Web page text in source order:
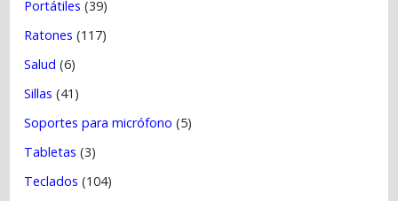
Portátiles (39)
Ratones (117)
Salud (6)
Sillas (41)
Soportes para micrófono (5)
Tabletas (3)
Teclados (104)